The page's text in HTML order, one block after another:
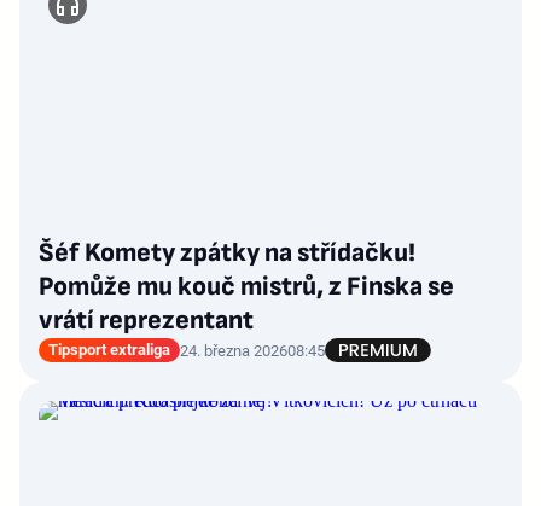
Šéf Komety zpátky na střídačku!
Pomůže mu kouč mistrů, z Finska se
vrátí reprezentant
Tipsport extraliga 24. března 202608:45